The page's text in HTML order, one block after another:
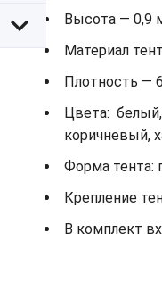
Высота — 0,9
Материал
Плотность —
Цвета:
коричневый,
Форма тента:
Крепление
В комплект